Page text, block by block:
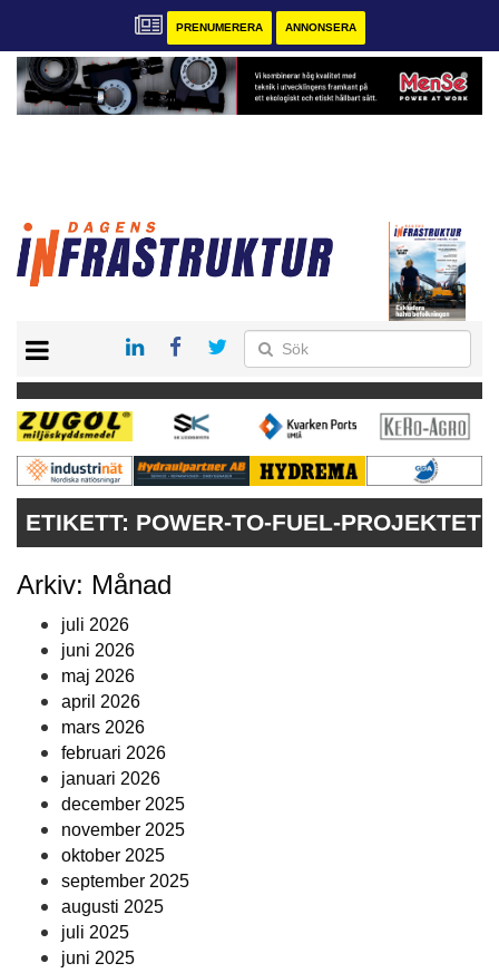
PRENUMERERA ANNONSERA
KONTAKT
VÅRA ANDRA MAGASIN
PRENUMERERA
ANNONSERA
ETIKETT: POWER-TO-FUEL-PROJEKTET
Arkiv: Månad
juli 2026
juni 2026
maj 2026
april 2026
mars 2026
februari 2026
januari 2026
december 2025
november 2025
oktober 2025
september 2025
augusti 2025
juli 2025
juni 2025